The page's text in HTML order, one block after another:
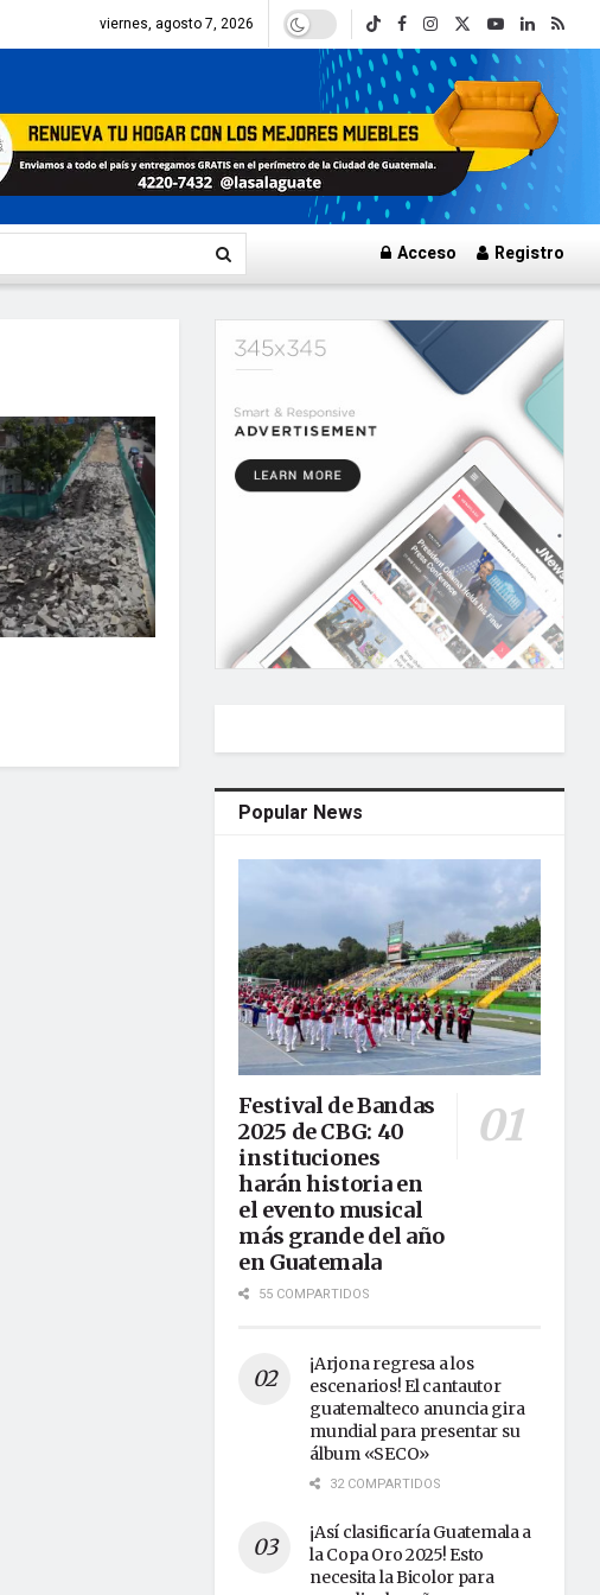
viernes, agosto 7, 2026
Acceso Registro
Popular News
Festival de Bandas
2025 de CBG: 40
instituciones
harán historia en
el evento musical
más grande del año
en Guatemala
55 COMPARTIDOS
¡Arjona regresa a los
escenarios! El cantautor
guatemalteco anuncia gira
mundial para presentar su
álbum «SECO»
32 COMPARTIDOS
¡Así clasificaría Guatemala a
la Copa Oro 2025! Esto
necesita la Bicolor para